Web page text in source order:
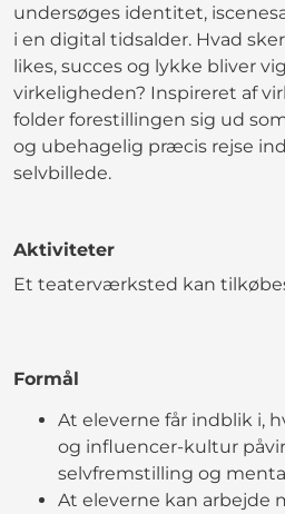
undersøges identitet,
i en digital tidsalder. Hvad
likes, succes og lykke bliver
virkeligheden? Inspireret af
folder forestillingen sig ud
og ubehagelig præcis rejse
selvbillede.
Aktiviteter
Et teaterværksted kan
Formål
At eleverne får indblik i,
og influencer-kultur
selvfremstilling og
At eleverne kan arbejde